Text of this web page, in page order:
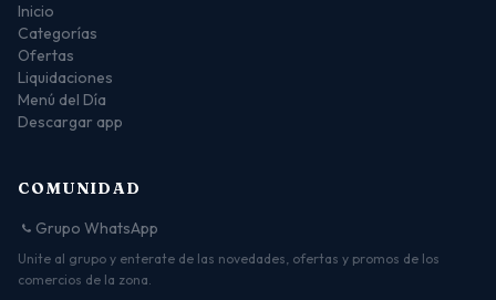
Inicio
Categorías
Ofertas
Liquidaciones
Menú del Día
Descargar app
COMUNIDAD
Grupo WhatsApp
Unite al grupo y enterate de las novedades, ofertas y promos de los
comercios de la zona.